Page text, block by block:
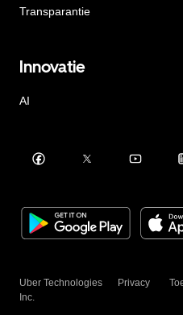
Transparantie
Innovatie
AI
Uber Technologies
Inc.
Privacy